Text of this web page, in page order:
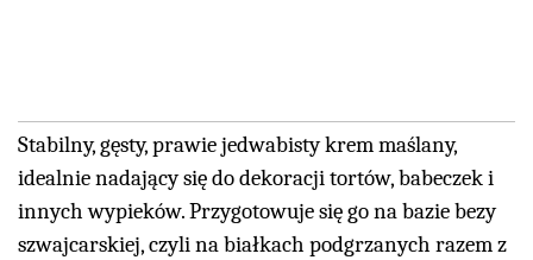
Stabilny, gęsty, prawie jedwabisty krem maślany,
idealnie nadający się do dekoracji tortów, babeczek i
innych wypieków. Przygotowuje się go na bazie bezy
szwajcarskiej, czyli na białkach podgrzanych razem z